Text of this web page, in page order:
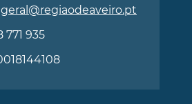
geral@regiaodeaveiro.pt
771 935